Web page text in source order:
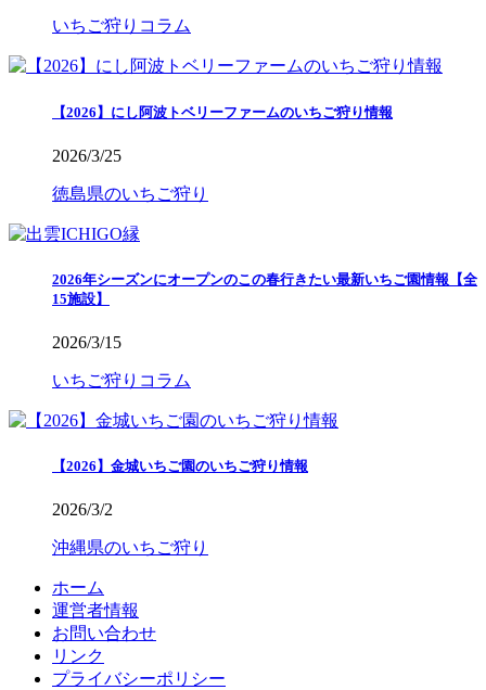
いちご狩りコラム
【2026】にし阿波トベリーファームのいちご狩り情報
2026/3/25
徳島県のいちご狩り
2026年シーズンにオープンのこの春行きたい最新いちご園情報【全
15施設】
2026/3/15
いちご狩りコラム
【2026】金城いちご園のいちご狩り情報
2026/3/2
沖縄県のいちご狩り
ホーム
運営者情報
お問い合わせ
リンク
プライバシーポリシー